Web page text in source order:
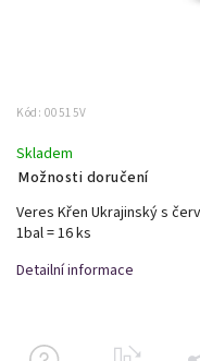
Kód: 00515V
Skladem
Možnosti doručení
Veres Křen Ukrajinský s
1bal = 16 ks
Detailní informace